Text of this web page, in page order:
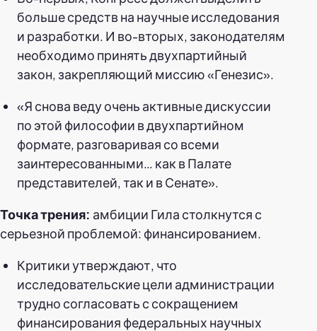
больше средств на научные исследования
и разработки. И во-вторых, законодателям
необходимо принять двухпартийный
закон, закрепляющий миссию «Генезис».
«Я снова веду очень активные дискуссии
по этой философии в двухпартийном
формате, разговаривая со всеми
заинтересованными… как в Палате
представителей, так и в Сенате».
Точка трения: амбиции Гила столкнутся с
серьезной проблемой: финансированием.
Критики утверждают, что
исследовательские цели администрации
трудно согласовать с сокращением
финансирования федеральных научных